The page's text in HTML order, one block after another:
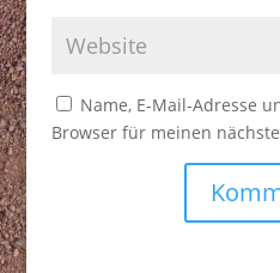
Name, E-Mail-Adresse
Browser für meinen